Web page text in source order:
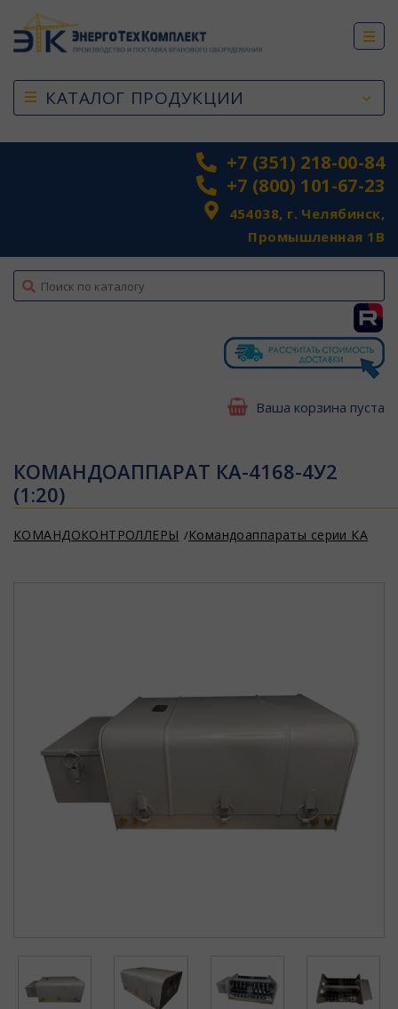
КАТАЛОГ ПРОДУКЦИИ
+7 (351) 218-00-84
+7 (800) 101-67-23
454038, г. Челябинск,
Промышленная 1В
top
Ваша корзина пуста
КОМАНДОАППАРАТ КА-4168-4У2
(1:20)
КОМАНДОКОНТРОЛЛЕРЫ Командоаппараты серии КА